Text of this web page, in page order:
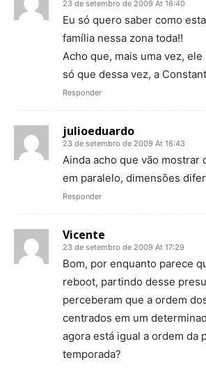
23 de setembro de 2009 At 16:40
Eu só quero saber como
família nessa zona toda!!
Acho que, mais uma vez,
só que dessa vez, a
Responder
julioeduardo
23 de setembro de 2009 At 16:43
Ainda acho que vão mostrar
em paralelo, dimensões
Responder
Vicente
23 de setembro de 2009 At 17:29
Bom, por enquanto parece
reboot, partindo desse
perceberam que a ordem
centrados em um
agora está igual a ordem da
temporada?